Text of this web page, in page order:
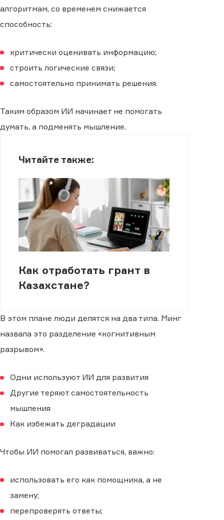
алгоритмам, со временем снижается
способность:
критически оценивать информацию;
строить логические связи;
самостоятельно принимать решения.
Таким образом ИИ начинает не помогать
думать, а подменять мышление.
Читайте также:
Как отработать грант в
Казахстане?
В этом плане люди делятся на два типа. Минг
назвала это разделение «когнитивным
разрывом».
Одни используют ИИ для развития
Другие теряют самостоятельность
мышления
Как избежать деградации
Чтобы ИИ помогал развиваться, важно:
использовать его как помощника, а не
замену;
перепроверять ответы;